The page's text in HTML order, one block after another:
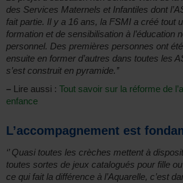
des Services Maternels et Infantiles dont
fait partie. Il y a 16 ans, la FSMI a créé tout
formation et de sensibilisation à l’éducation
personnel. Des premières personnes ont
ensuite en former d’autres dans toutes les
s’est construit en pyramide.’’
– Lire aussi : Tout savoir sur la réforme de
enfance
L’accompagnement est
‘’ Quasi toutes les crèches mettent à
toutes sortes de jeux catalogués pour fille
ce qui fait la différence à l’Aquarelle, c’est